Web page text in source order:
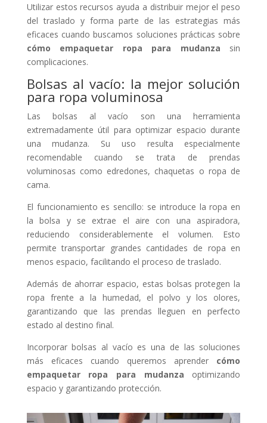
Utilizar estos recursos ayuda a distribuir mejor el peso
del traslado y forma parte de las estrategias más
eficaces cuando buscamos soluciones prácticas sobre
cómo empaquetar ropa para mudanza sin
complicaciones.
Bolsas al vacío: la mejor solución
para ropa voluminosa
Las bolsas al vacío son una herramienta
extremadamente útil para optimizar espacio durante
una mudanza. Su uso resulta especialmente
recomendable cuando se trata de prendas
voluminosas como edredones, chaquetas o ropa de
cama.
El funcionamiento es sencillo: se introduce la ropa en
la bolsa y se extrae el aire con una aspiradora,
reduciendo considerablemente el volumen. Esto
permite transportar grandes cantidades de ropa en
menos espacio, facilitando el proceso de traslado.
Además de ahorrar espacio, estas bolsas protegen la
ropa frente a la humedad, el polvo y los olores,
garantizando que las prendas lleguen en perfecto
estado al destino final.
Incorporar bolsas al vacío es una de las soluciones
más eficaces cuando queremos aprender cómo
empaquetar ropa para mudanza optimizando
espacio y garantizando protección.